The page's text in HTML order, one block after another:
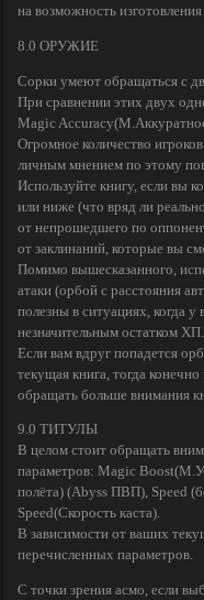
на возможность
8.0 ОРУЖИЕ
Сорки умеют обращаться с
При сравнении этих двух
Magic
Огромное количество
личным мнением по этому
Используйте книгу, если вы
или ниже (что вряд ли
от непрошедшего по
от заклинаний, которые вы
Помимо вышесказанного,
атаки (орбой с расстояния
полезны в ситуациях, когда
незначительным остатком
Если вам вдруг попадется
текущая книга, тогда
обращать больше внимания
9.0 ТИТУЛЫ
В целом стоит обращать
параметров: Magic
полёта) (Abyss ПВП), Speed
Speed(Скорость каста).
В зависимости от ваших
перечисленных параметров.
С точки зрения асмо, если